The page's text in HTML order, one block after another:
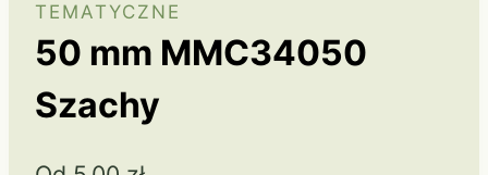
TEMATYCZNE
50 mm MMC34050
Szachy